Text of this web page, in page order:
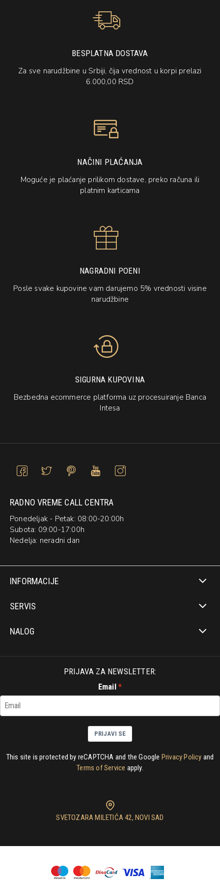
BESPLATNA DOSTAVA
Za sve narudžbine u Srbiji, čija vrednost u korpi prelazi
6.000,00 RSD
NAČINI PLAĆANJA
Moguće je plaćanje prilikom dostave, preko računa ili
platnim karticama
NAGRADNI POENI
Posle svake kupovine vam darujemo 5% vrednosti visine
narudžbine
SIGURNA KUPOVINA
Bezbedna ecommerce platforma uz procesuiranje Banca
Intesa
RADNO VREME CALL CENTRA
Ponedeljak - Petak: 08:00-20:00h
Subota: 09:00-17:00h
Nedelja: neradni dan
INFORMACIJE
SERVIS
NALOG
PRIJAVA ZA NEWSLETTER:
Email
PRIJAVI SE
This site is protected by reCAPTCHA and the Google Privacy Policy and
Terms of Service apply.
SVETOZARA MILETIĆA 42, NOVI SAD